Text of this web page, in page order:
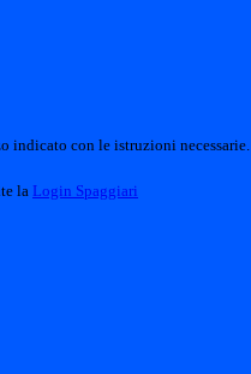
indicato con le istruzioni necessarie.
la Login Spaggiari